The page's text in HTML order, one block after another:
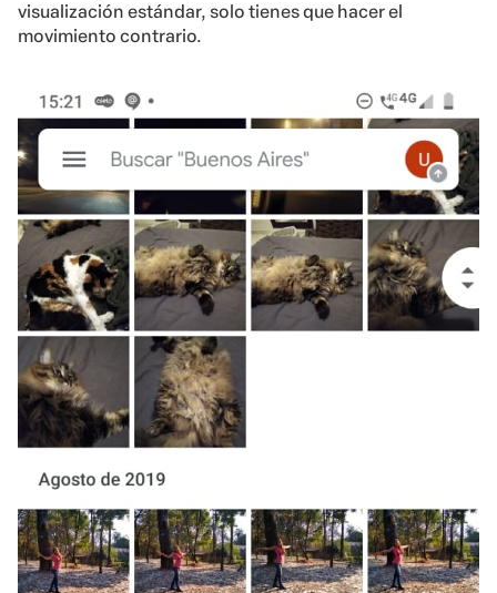
visualización estándar, solo tienes que hacer el
movimiento contrario.